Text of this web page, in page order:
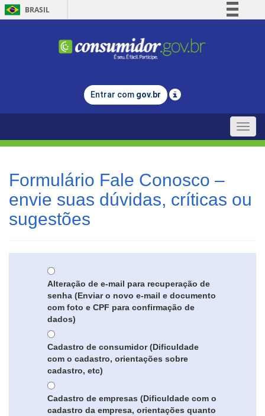
BRASIL
Comunica BR
Legislação
Entrar com gov.br
Toggle
Formulário Fale Conosco –
envie suas dúvidas, críticas ou
sugestões
Alteração de e-mail para recuperação de
senha (Enviar o novo e-mail e documento
com foto e CPF para confirmação de
dados)
Cadastro de consumidor (Dificuldade
com o cadastro, orientações sobre
cadastro, etc)
Cadastro de empresas (Dificuldade com o
cadastro da empresa, orientações quanto